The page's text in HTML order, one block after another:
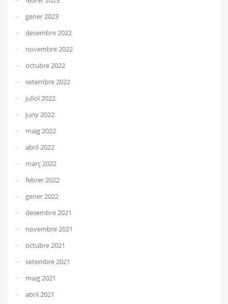
gener 2023
desembre 2022
novembre 2022
octubre 2022
setembre 2022
juliol 2022
juny 2022
maig 2022
abril 2022
març 2022
febrer 2022
gener 2022
desembre 2021
novembre 2021
octubre 2021
setembre 2021
maig 2021
abril 2021